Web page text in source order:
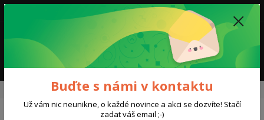
Menu
0,00 Kč
Kurzy a trénink Kurzy skialpinismu Základy Skialpinismu
Buďte s námi v kontaktu
Už vám nic neunikne, o každé novince a akci se dozvíte! Stačí
zadat váš email ;-)